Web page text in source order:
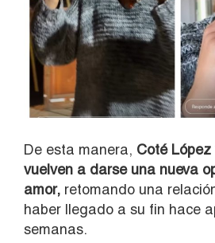
De esta manera, Coté
vuelven a darse una nueva
amor, retomando una
haber llegado a su fin hace
semanas.